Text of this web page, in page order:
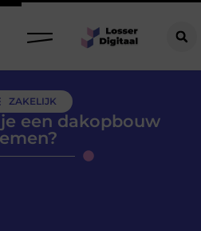
ZAKELIJK
een dakopbouw